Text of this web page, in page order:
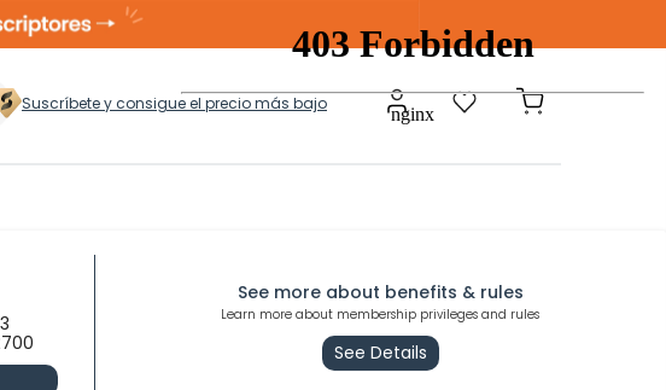
Suscríbete y consigue el precio más bajo
Baules Ottoman
See more about benefits & rules
Learn more about membership privileges and rules
See Details